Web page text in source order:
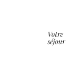
Votre
séjour